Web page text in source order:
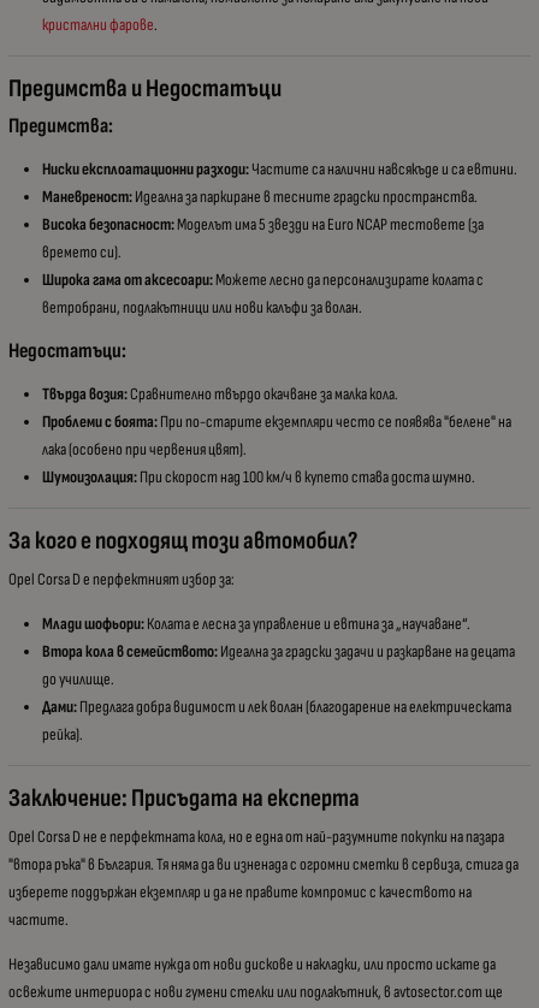
кристални фарове.
Предимства и Недостатъци
Предимства:
Ниски експлоатационни разходи:Частите са налични навсякъде и са евтини.
Маневреност:Идеална за паркиране в тесните градски пространства.
Висока безопасност:Моделът има 5 звезди на Euro NCAP тестовете (за
времето си).
Широка гама от аксесоари:Можете лесно да персонализирате колата с
ветробрани, подлакътници или нови калъфи за волан.
Недостатъци:
Твърда возия:Сравнително твърдо окачване за малка кола.
Проблеми с боята:При по-старите екземпляри често се появява "белене" на
лака (особено при червения цвят).
Шумоизолация:При скорост над 100 км/ч в купето става доста шумно.
За кого е подходящ този автомобил?
Opel Corsa D е перфектният избор за:
Млади шофьори:Колата е лесна за управление и евтина за „научаване“.
Втора кола в семейството:Идеална за градски задачи и разкарване на децата
до училище.
Дами:Предлага добра видимост и лек волан (благодарение на електрическата
рейка).
Заключение: Присъдата на експерта
Opel Corsa D не е перфектната кола, но е една от най-разумните покупки на пазара
"втора ръка" в България. Тя няма да ви изненада с огромни сметки в сервиза, стига да
изберете поддържан екземпляр и да не правите компромис с качеството на
частите.
Независимо дали имате нужда от нови дискове и накладки, или просто искате да
освежите интериора с нови гумени стелки или подлакътник, в avtosector.com ще